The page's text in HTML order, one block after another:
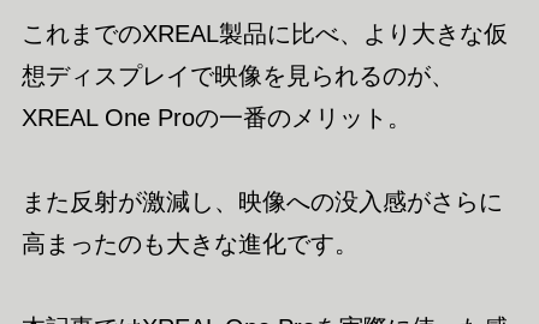
これまでのXREAL製品に比べ、より大きな仮
想ディスプレイで映像を見られるのが、
XREAL One Proの一番のメリット。
また反射が激減し、映像への没入感がさらに
高まったのも大きな進化です。